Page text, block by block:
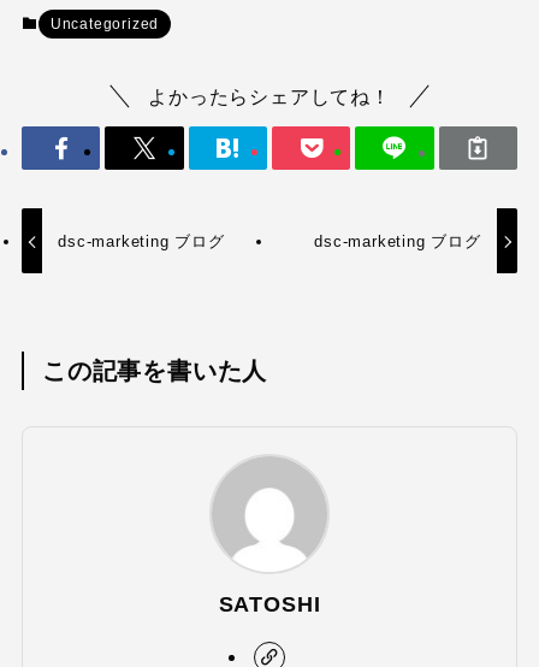
Uncategorized
よかったらシェアしてね！
dsc-marketing ブログ dsc-marketing ブログ
この記事を書いた人
SATOSHI